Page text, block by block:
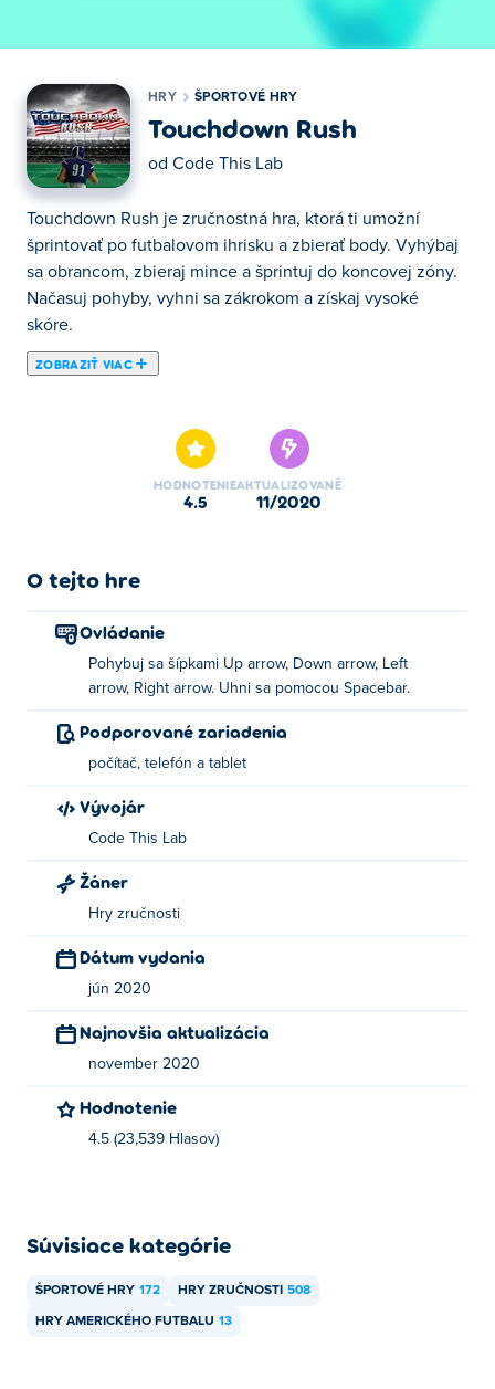
HRY ŠPORTOVÉ HRY
Touchdown Rush
od Code This Lab
Touchdown Rush je zručnostná hra, ktorá ti umožní
šprintovať po futbalovom ihrisku a zbierať body. Vyhýbaj
sa obrancom, zbieraj mince a šprintuj do koncovej zóny.
Načasuj pohyby, vyhni sa zákrokom a získaj vysoké
skóre.
ZOBRAZIŤ VIAC
HODNOTENIE
4.5
AKTUALIZOVANÉ
11/2020
O tejto hre
Ovládanie
Pohybuj sa šípkami Up arrow, Down arrow, Left
arrow, Right arrow. Uhni sa pomocou Spacebar.
Podporované zariadenia
počítač, telefón a tablet
Vývojár
Code This Lab
Žáner
Hry zručnosti
Dátum vydania
jún 2020
Najnovšia aktualizácia
november 2020
Hodnotenie
4.5 (23,539 Hlasov)
Súvisiace kategórie
ŠPORTOVÉ HRY 172 HRY ZRUČNOSTI 508
HRY AMERICKÉHO FUTBALU 13